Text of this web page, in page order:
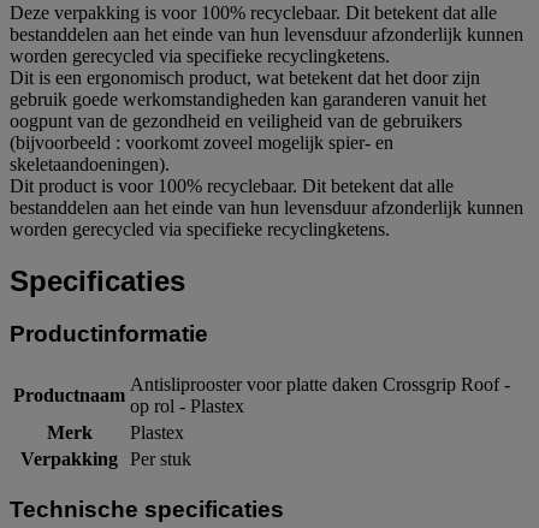
Deze verpakking is voor 100% recyclebaar. Dit betekent dat alle
bestanddelen aan het einde van hun levensduur afzonderlijk kunnen
worden gerecycled via specifieke recyclingketens.
Dit is een ergonomisch product, wat betekent dat het door zijn
gebruik goede werkomstandigheden kan garanderen vanuit het
oogpunt van de gezondheid en veiligheid van de gebruikers
(bijvoorbeeld : voorkomt zoveel mogelijk spier- en
skeletaandoeningen).
Dit product is voor 100% recyclebaar. Dit betekent dat alle
bestanddelen aan het einde van hun levensduur afzonderlijk kunnen
worden gerecycled via specifieke recyclingketens.
Specificaties
Productinformatie
Productnaam
Antisliprooster voor platte daken Crossgrip Roof -
op rol - Plastex
Merk
Plastex
Verpakking Per stuk
Technische specificaties